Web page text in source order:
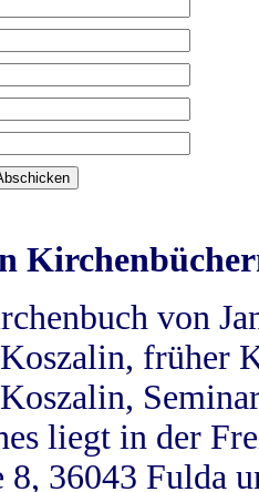
von
früher
liegt in der
8, 36043 Fulda